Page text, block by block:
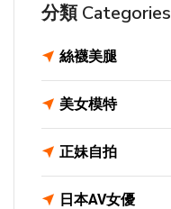
分類 Categories
絲襪美腿
美女模特
正妹自拍
日本AV女優